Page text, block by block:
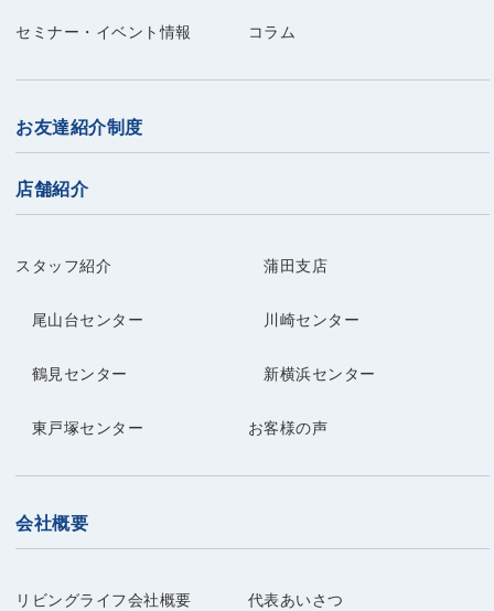
セミナー・イベント情報 コラム
お友達紹介制度
店舗紹介
スタッフ紹介 蒲田支店
尾山台センター 川崎センター
鶴見センター 新横浜センター
東戸塚センター お客様の声
会社概要
リビングライフ会社概要 代表あいさつ